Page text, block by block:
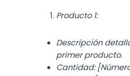
Producto 1:
Descripción
primer producto.
Cantidad: